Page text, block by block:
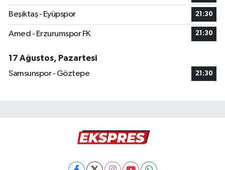
Beşiktaş - Eyüpspor 21:30
Amed - Erzurumspor FK 21:30
17 Ağustos, Pazartesi
Samsunspor - Göztepe
21:30